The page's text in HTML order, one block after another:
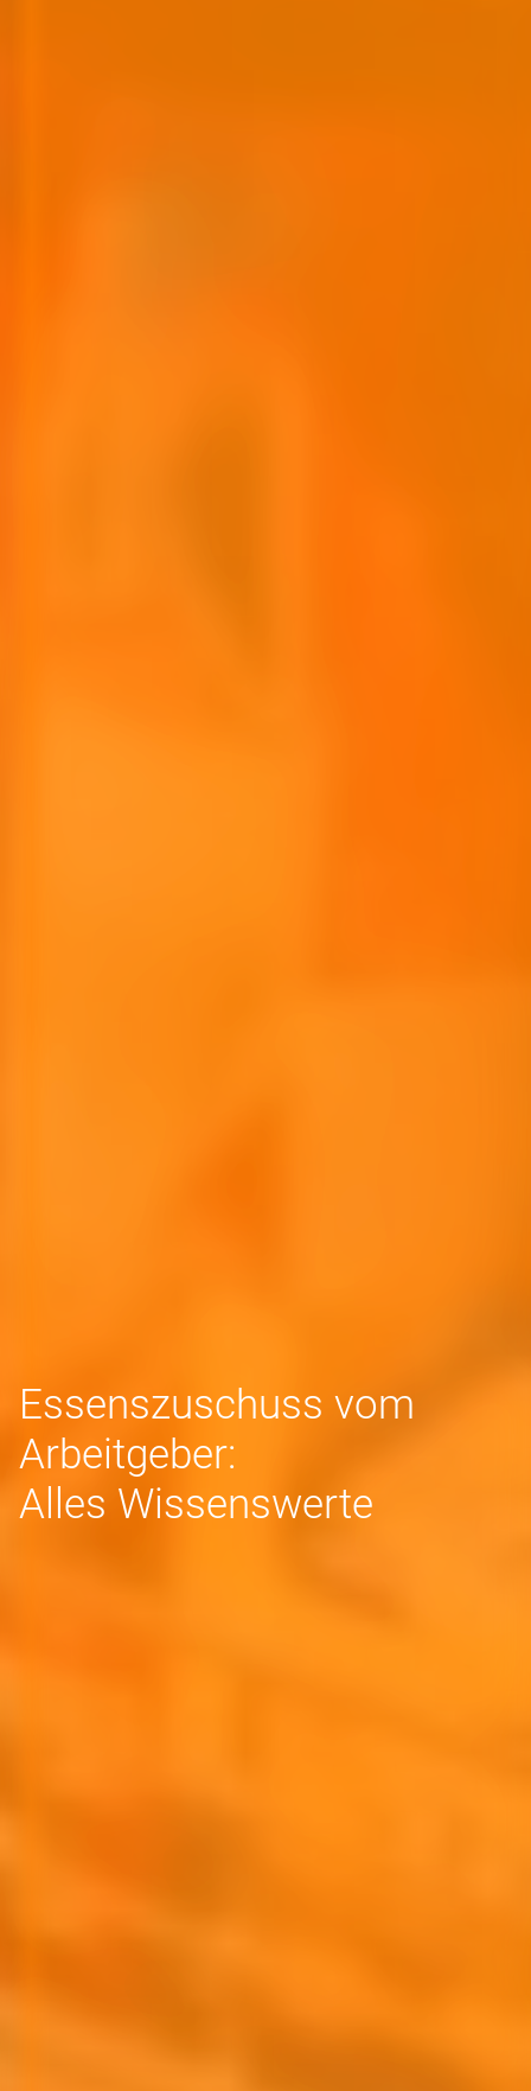
Essenszuschuss vom
Arbeitgeber:
Alles Wissenswerte